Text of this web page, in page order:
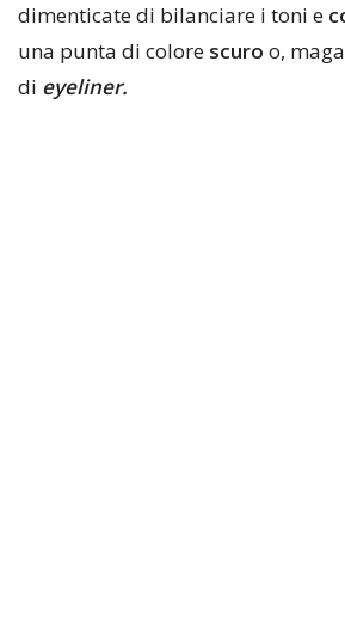
dimenticate di bilanciare i toni e
una punta di colore scuro o,
di eyeliner.